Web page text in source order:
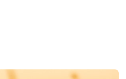
и оборудованных